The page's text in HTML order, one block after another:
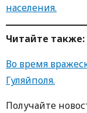
населения.
Читайте также:
Во время
Гуляйполя.
Получайте